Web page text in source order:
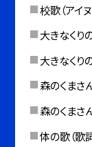
校歌（アイヌ
大きなくり
大きなくり
森のくまさ
森のくまさ
体の歌（歌